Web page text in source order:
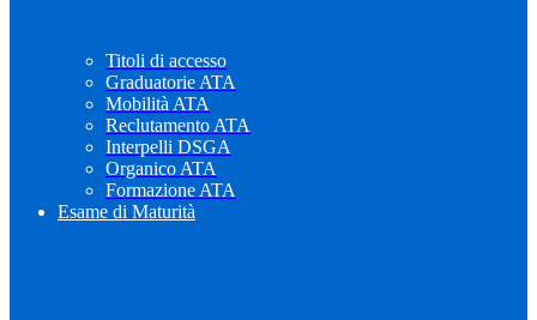
Titoli di accesso
Graduatorie ATA
Mobilità ATA
Reclutamento ATA
Interpelli DSGA
Organico ATA
Formazione ATA
Esame di Maturità